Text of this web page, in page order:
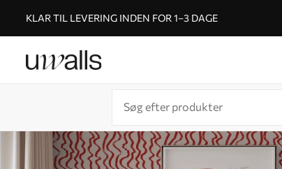
KLAR TIL LEVERING INDEN FOR 1–3 DAGE